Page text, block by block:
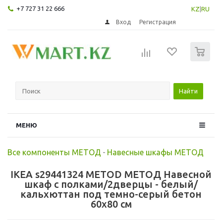
+7 727 31 22 666 KZ RU
Вход Регистрация
Найти
МЕНЮ
Все компоненты МЕТОД - Навесные шкафы МЕТОД
IKEA s29441324 METOD МЕТОД Навесной
шкаф с полками/2дверцы - белый/
кальхюттан под темно-серый бетон
60x80 см